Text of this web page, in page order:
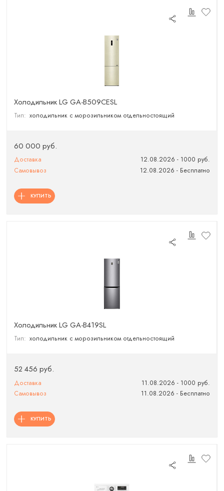
Холодильник LG GA-B509CESL
Тип: холодильник с морозильником отдельностоящий
60 000 руб.
Доставка
12.08.2026 - 1000 руб.
Самовывоз
12.08.2026 - Бесплатно
КУПИТЬ
Холодильник LG GA-B419SL
Тип: холодильник с морозильником отдельностоящий
52 456 руб.
Доставка
11.08.2026 - 1000 руб.
Самовывоз
11.08.2026 - Бесплатно
КУПИТЬ